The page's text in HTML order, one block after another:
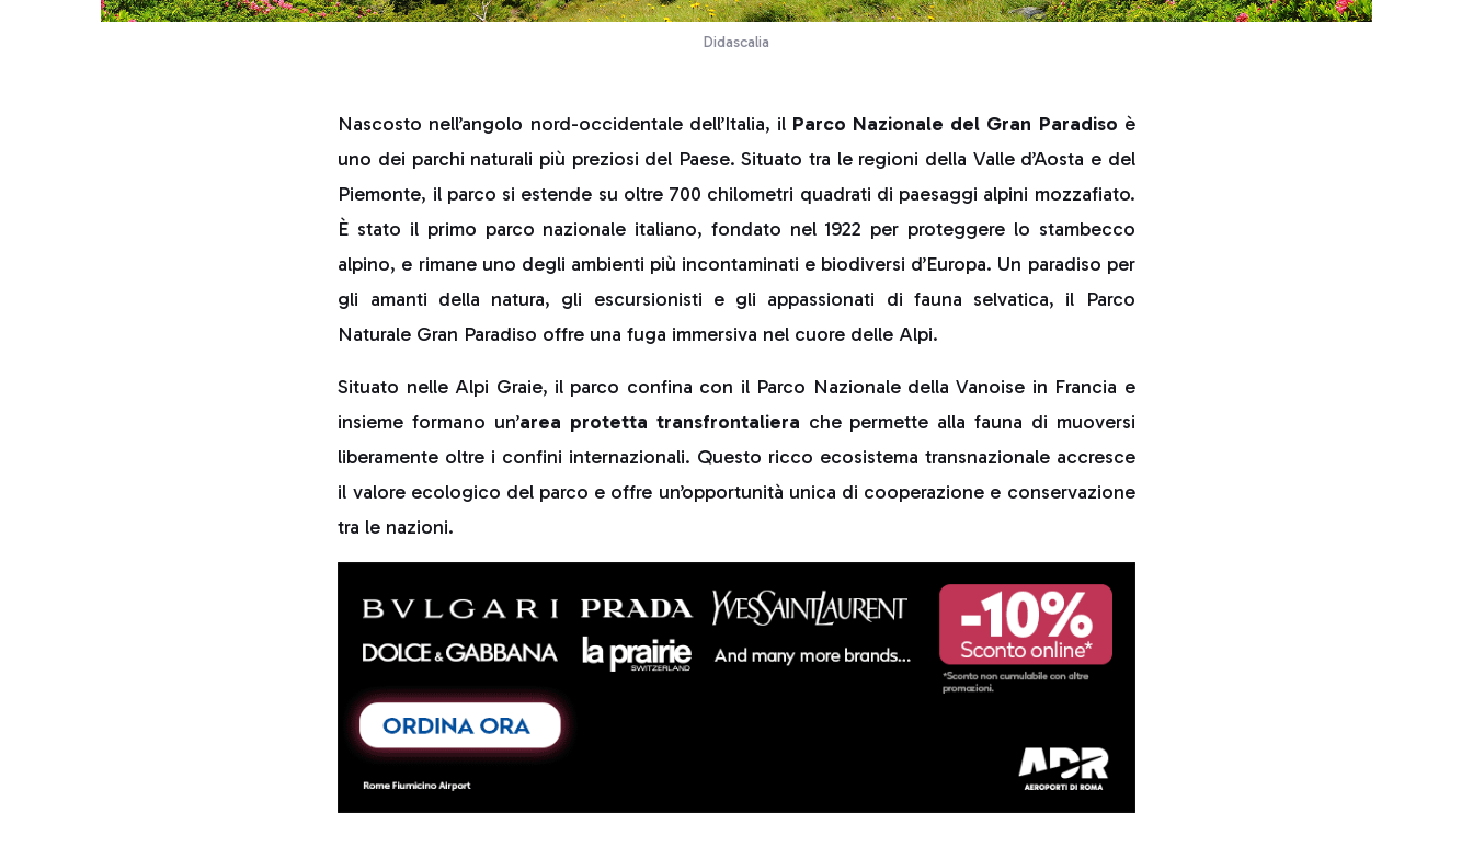
Didascalia
Nascosto nell’angolo nord-occidentale dell’Italia, il Parco Nazionale del Gran Paradiso è
uno dei parchi naturali più preziosi del Paese. Situato tra le regioni della Valle d’Aosta e del
Piemonte, il parco si estende su oltre 700 chilometri quadrati di paesaggi alpini mozzafiato.
È stato il primo parco nazionale italiano, fondato nel 1922 per proteggere lo stambecco
alpino, e rimane uno degli ambienti più incontaminati e biodiversi d’Europa. Un paradiso per
gli amanti della natura, gli escursionisti e gli appassionati di fauna selvatica, il Parco
Naturale Gran Paradiso offre una fuga immersiva nel cuore delle Alpi.
Situato nelle Alpi Graie, il parco confina con il Parco Nazionale della Vanoise in Francia e
insieme formano un’area protetta transfrontaliera che permette alla fauna di muoversi
liberamente oltre i confini internazionali. Questo ricco ecosistema transnazionale accresce
il valore ecologico del parco e offre un’opportunità unica di cooperazione e conservazione
tra le nazioni.